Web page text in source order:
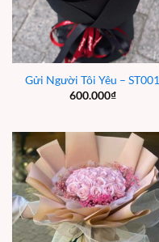
Gửi Người Tôi Yêu – ST001
600.000₫